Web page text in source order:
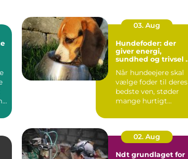
03. Aug
Hundefoder: der
giver energi,
sundhed og trivsel i
Når hundeejere skal
vælge foder til deres
bedste ven, støder
mange hurtigt
02. Aug
Ndt grundlaget for